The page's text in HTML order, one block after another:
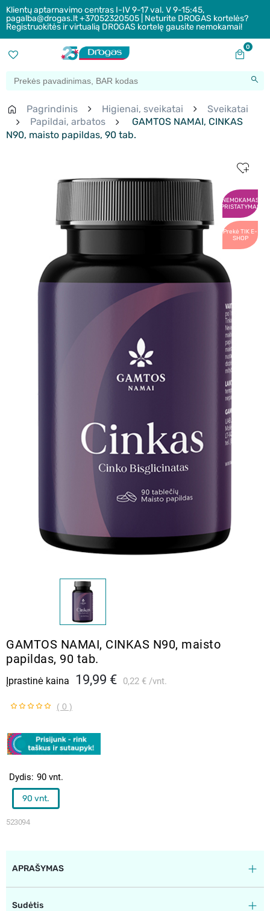
Klientų aptarnavimo centras I-IV 9-17 val. V 9-15:45,
pagalba@drogas.lt +37052320505 | Neturite DROGAS kortelės?
Registruokitės ir virtualią DROGAS kortelę gausite nemokamai!
0
Pagrindinis Higienai, sveikatai
Sveikatai
Papildai, arbatos
GAMTOS NAMAI, CINKAS
N90, maisto papildas, 90 tab.
NEMOKAMAS
PRISTATYMAS
Prekė TIK E-
SHOP
GAMTOS NAMAI, CINKAS N90, maisto
papildas, 90 tab.
Įprastinė kaina 19,99 € 0,22 € vnt.
( 0 )
523094
Dydis 90 vnt.
90 vnt.
APRAŠYMAS
Sudėtis